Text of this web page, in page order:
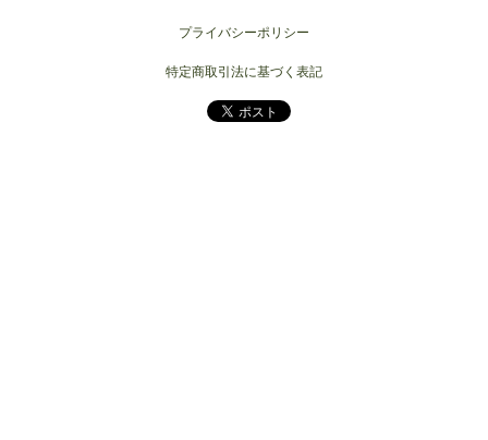
プライバシーポリシー
特定商取引法に基づく表記